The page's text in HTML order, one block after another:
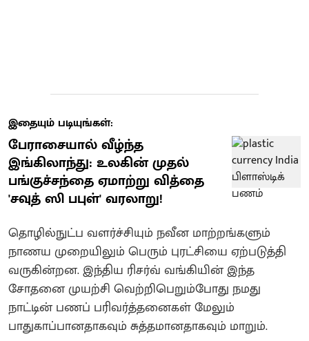
இதையும் படியுங்கள்:
பேராசையால் வீழ்ந்த
இங்கிலாந்து: உலகின் முதல்
பங்குச்சந்தை ஏமாற்று வித்தை
'சவுத் ஸி பபுள்' வரலாறு!
தொழில்நுட்ப வளர்ச்சியும் நவீன மாற்றங்களும்
நாணய முறையிலும் பெரும் புரட்சியை ஏற்படுத்தி
வருகின்றன. இந்திய ரிசர்வ் வங்கியின் இந்த
சோதனை முயற்சி வெற்றிபெறும்போது நமது
நாட்டின் பணப் பரிவர்த்தனைகள் மேலும்
பாதுகாப்பானதாகவும் சுத்தமானதாகவும் மாறும்.